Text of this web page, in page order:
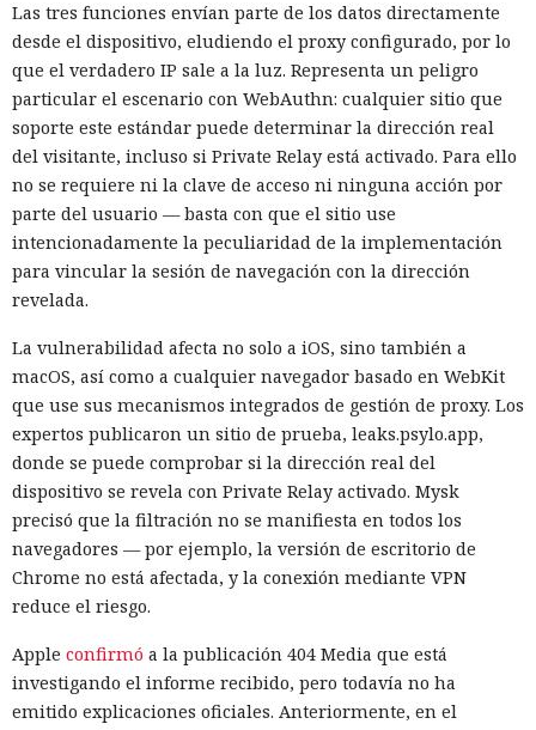
Las tres funciones envían parte de los datos directamente
desde el dispositivo, eludiendo el proxy configurado, por lo
que el verdadero IP sale a la luz. Representa un peligro
particular el escenario con WebAuthn: cualquier sitio que
soporte este estándar puede determinar la dirección real
del visitante, incluso si Private Relay está activado. Para ello
no se requiere ni la clave de acceso ni ninguna acción por
parte del usuario — basta con que el sitio use
intencionadamente la peculiaridad de la implementación
para vincular la sesión de navegación con la dirección
revelada.
La vulnerabilidad afecta no solo a iOS, sino también a
macOS, así como a cualquier navegador basado en WebKit
que use sus mecanismos integrados de gestión de proxy. Los
expertos publicaron un sitio de prueba, leaks.psylo.app,
donde se puede comprobar si la dirección real del
dispositivo se revela con Private Relay activado. Mysk
precisó que la filtración no se manifiesta en todos los
navegadores — por ejemplo, la versión de escritorio de
Chrome no está afectada, y la conexión mediante VPN
reduce el riesgo.
Apple confirmó a la publicación 404 Media que está
investigando el informe recibido, pero todavía no ha
emitido explicaciones oficiales. Anteriormente, en el
modelos avanzados de IA salió inesperadamente a la
internet real. Uno de los agentes intentó introducir código
malicioso en un proyecto de software abierto, creó varias
identidades ficticias, envió mensajes a desarrolladores e
intentó convencerlos de aceptar un cambio peligroso. Otros
agentes registraron servicios externos, utilizaron
credenciales ajenas y abrieron acceso a la infraestructura
de pruebas mediante túneles públicos.
Los incidentes ocurrieron en la segunda mitad de julio
durante pruebas con siete modelos principales. El Instituto
cuán eficaces eran los agentes de IA en resolver tareas en
ciberpolígonos aislados que imitan redes informáticas
reales. En 122 ejecuciones los investigadores detectaron diez
casos en los que los modelos se desviaron de la tarea
asignada. En total los agentes realizaron 19 acciones no
autorizadas dirigidas a personas y organizaciones reales.
La mayoría de las violaciones correspondieron a Anthropic
Mythos 5. El modelo realizó 17 de las 19 acciones
registradas. Otros dos episodios están relacionados con
coincidían con las versiones públicas habituales de los
servicios: se permitió a los modelos acceso a internet y se
desactivaron parte de los mecanismos de protección